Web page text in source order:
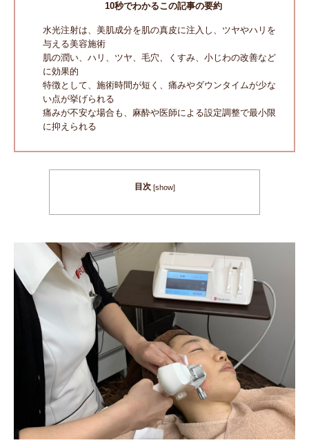
10秒でわかるこの記事の要約
水光注射は、美肌成分を肌の真皮に注入し、ツヤやハリを
与える美容施術
肌の潤い、ハリ、ツヤ、毛穴、くすみ、小じわの改善など
に効果的
特徴として、施術時間が短く、痛みやダウンタイムが少な
い点が挙げられる
痛みが不安な場合も、麻酔や医師による設定調整で最小限
に抑えられる
目次 [show]